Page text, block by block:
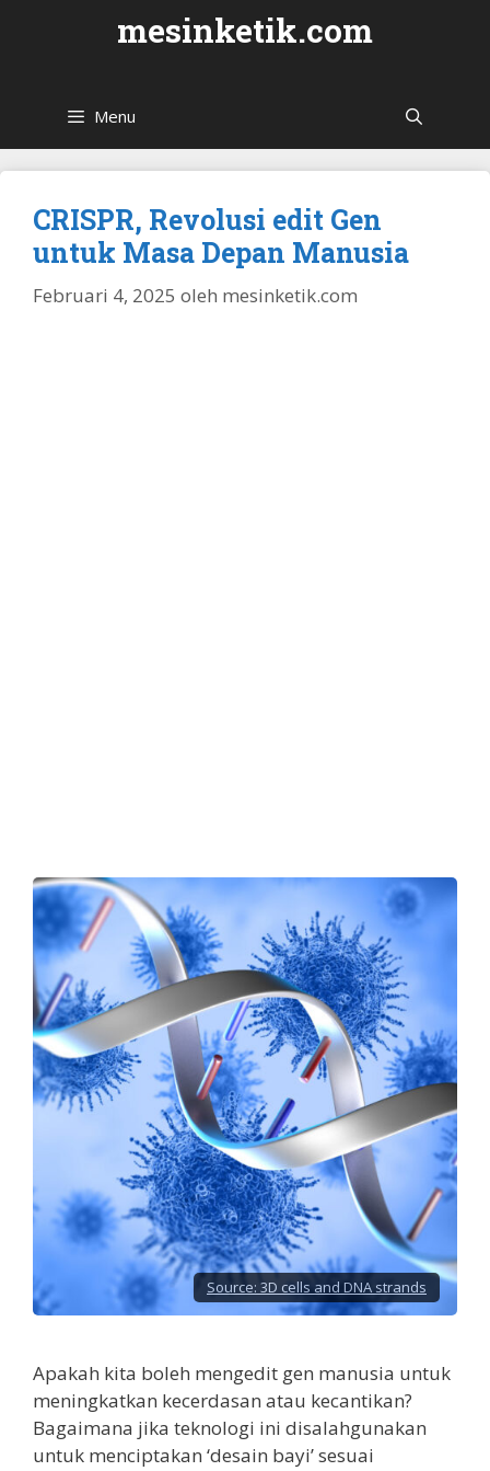
mesinketik.com
Menu
CRISPR, Revolusi edit Gen
untuk Masa Depan Manusia
Februari 4, 2025 oleh mesinketik.com
Source: 3D cells and DNA strands
Apakah kita boleh mengedit gen manusia untuk
meningkatkan kecerdasan atau kecantikan?
Bagaimana jika teknologi ini disalahgunakan
untuk menciptakan ‘desain bayi’ sesuai